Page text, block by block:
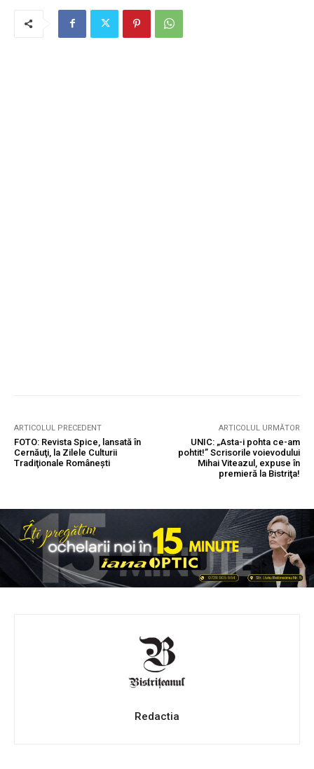
ARTICOLUL PRECEDENT
FOTO: Revista Spice, lansată în
Cernăuţi, la Zilele Culturii
Tradiţionale Româneşti
ARTICOLUL URMĂTOR
UNIC: „Asta-i pohta ce-am
pohtit!” Scrisorile voievodului
Mihai Viteazul, expuse în
premieră la Bistriţa!
Redactia